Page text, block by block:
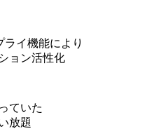
イ機能により
ョン活性化
ていた
放題